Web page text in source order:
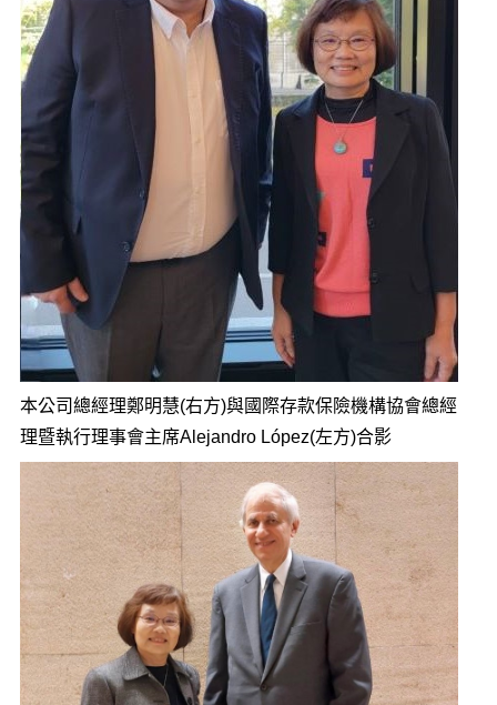
本公司總經理鄭明慧(右方)與國際存款保險機構協會總經
理暨執行理事會主席Alejandro López(左方)合影